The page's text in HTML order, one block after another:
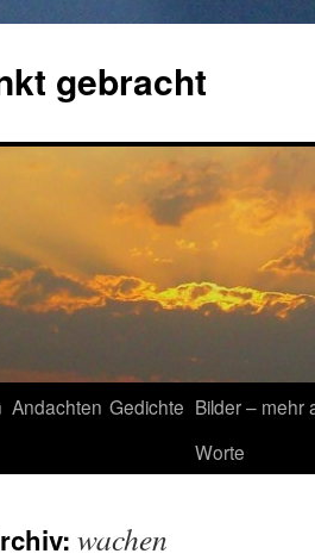
gebracht
Andachten Gedichte Bilder – mehr
Worte
wachen